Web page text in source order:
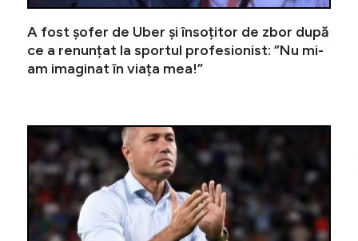
A fost șofer de Uber și însoțitor de zbor după
ce a renunțat la sportul profesionist: ”Nu mi-
am imaginat în viața mea!”
”Ce